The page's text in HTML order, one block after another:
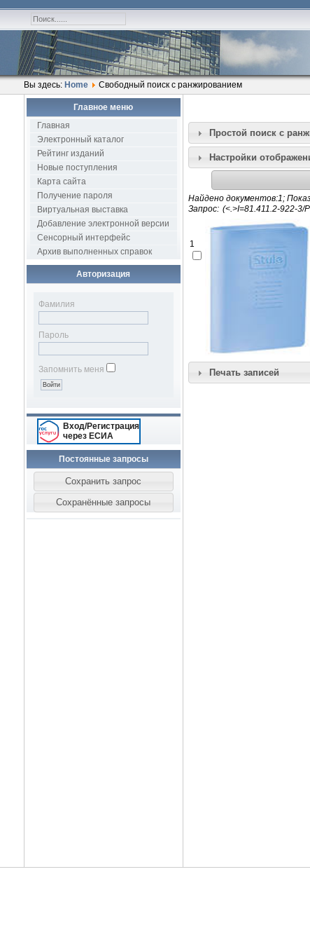
Вы здесь: Home Свободный поиск с ранжированием
Главное меню
Главная
Электронный каталог
Рейтинг изданий
Новые поступления
Карта сайта
Получение пароля
Виртуальная выставка
Добавление электронной версии
Сенсорный интерфейс
Архив выполненных справок
Авторизация
Фамилия
Пароль
Запомнить меня
Вход/Регистрация
через ЕСИА
Постоянные запросы
Простой поиск c
Настройки
Найдено документов:1;
Запрос:
1
Печать записей